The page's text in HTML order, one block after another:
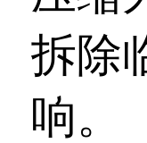
拆除
响。